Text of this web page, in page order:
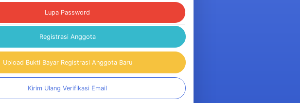
Lupa Password
Registrasi Anggota
Upload Bukti Bayar Registrasi Anggota Baru
Kirim Ulang Verifikasi Email